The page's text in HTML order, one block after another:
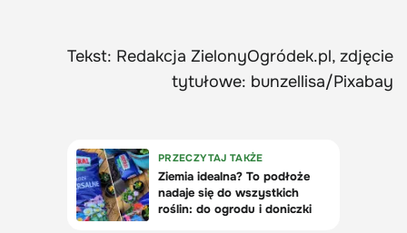
Tekst: Redakcja ZielonyOgródek.pl, zdjęcie
tytułowe: bunzellisa/Pixabay